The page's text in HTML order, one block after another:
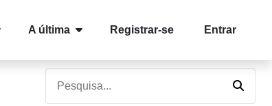
A última Registrar-se Entrar